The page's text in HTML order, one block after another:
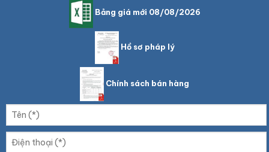
Bảng giá mới 08/08/2026
Hồ sơ pháp lý
Chính sách bán hàng